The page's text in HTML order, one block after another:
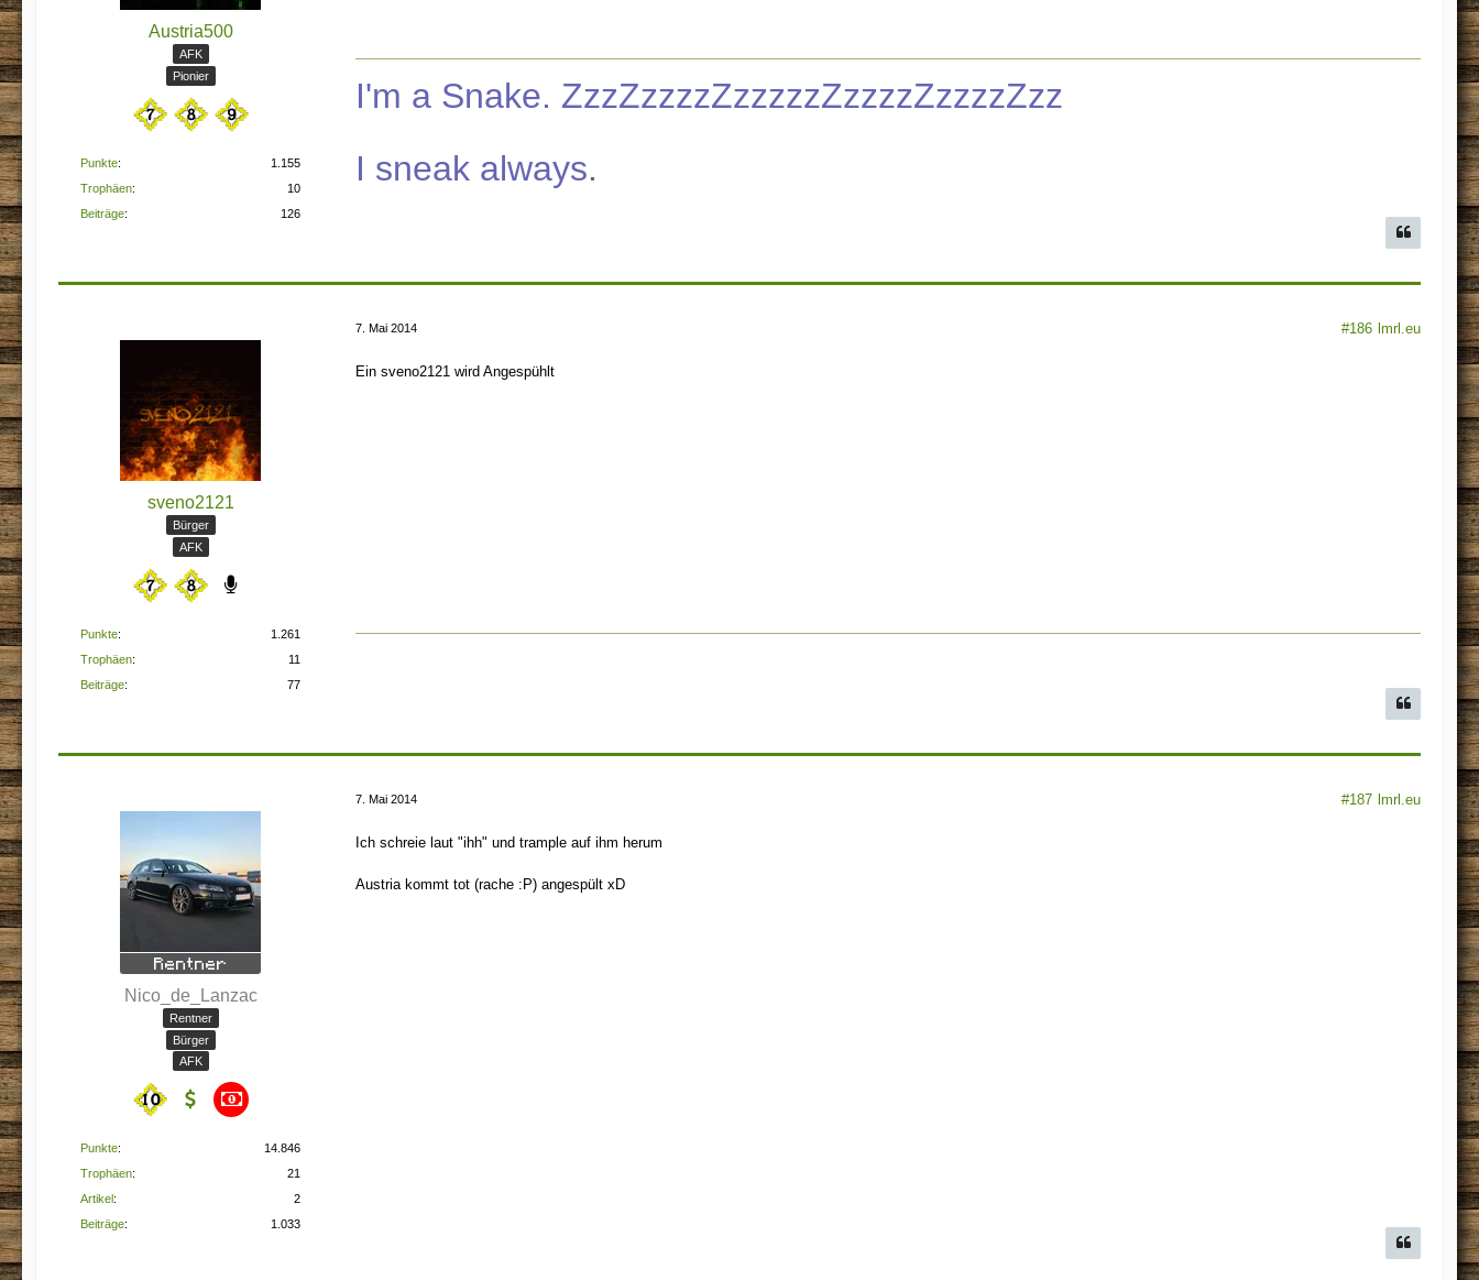
Austria500
AFK
Pionier
Punkte
1.155
Trophäen
10
Beiträge
126
I'm a Snake. ZzzZzzzzZzzzzzZzzzzZzzzzZzz
I sneak always.
sveno2121
Bürger
AFK
Punkte
1.261
Trophäen
11
Beiträge
77
7. Mai 2014 #186 lmrl.eu
Ein sveno2121 wird Angespühlt
Nico_de_Lanzac
Rentner
Bürger
AFK
Punkte
14.846
Trophäen
21
Artikel
2
Beiträge
1.033
7. Mai 2014 #187 lmrl.eu
Ich schreie laut "ihh" und trample auf ihm herum
Austria kommt tot (rache :P) angespült xD